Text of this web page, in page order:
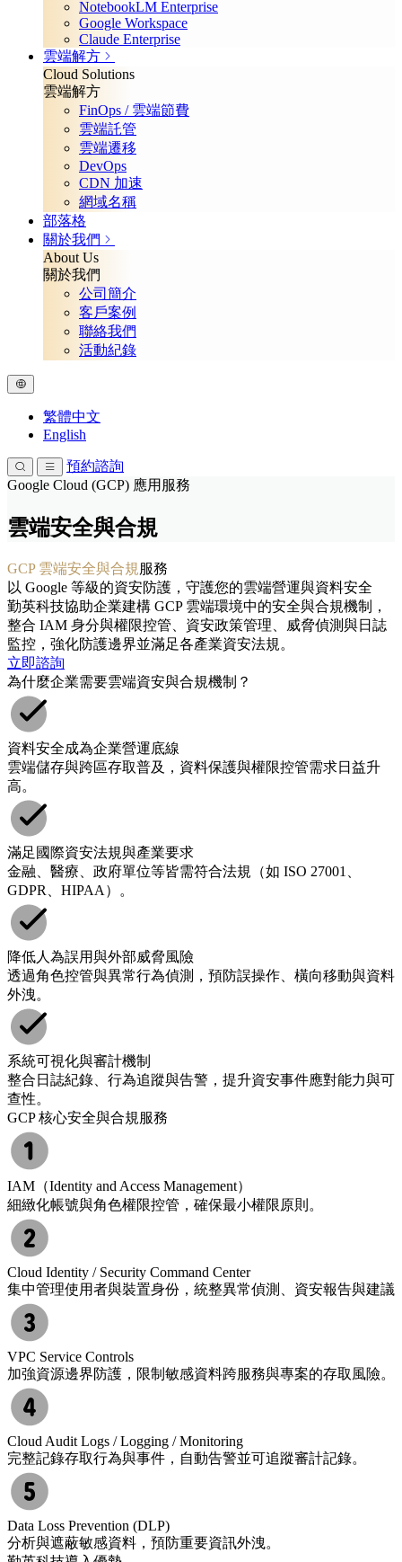
NotebookLM Enterprise
Google Workspace
Claude Enterprise
雲端解方
Cloud Solutions
雲端解方
FinOps / 雲端節費
雲端託管
雲端遷移
DevOps
CDN 加速
網域名稱
部落格
關於我們
About Us
關於我們
公司簡介
客戶案例
聯絡我們
活動紀錄
繁體中文
English
預約諮詢
Google Cloud (GCP) 應用服務
雲端安全與合規
GCP 雲端安全與合規 服務
以 Google 等級的資安防護，守護您的雲端營運與資料安全
勤英科技協助企業建構 GCP 雲端環境中的安全與合規機制，
整合 IAM 身分與權限控管、資安政策管理、威脅偵測與日誌
監控，強化防護邊界並滿足各產業資安法規。
立即諮詢
為什麼企業需要雲端資安與合規機制？
資料安全成為企業營運底線
雲端儲存與跨區存取普及，資料保護與權限控管需求日益升
高。
滿足國際資安法規與產業要求
金融、醫療、政府單位等皆需符合法規（如 ISO 27001、
GDPR、HIPAA）。
降低人為誤用與外部威脅風險
透過角色控管與異常行為偵測，預防誤操作、橫向移動與資料
外洩。
系統可視化與審計機制
整合日誌紀錄、行為追蹤與告警，提升資安事件應對能力與可
查性。
GCP 核心安全與合規服務
IAM（Identity and Access Management）
細緻化帳號與角色權限控管，確保最小權限原則。
Cloud Identity / Security Command Center
集中管理使用者與裝置身份，統整異常偵測、資安報告與建議
VPC Service Controls
加強資源邊界防護，限制敏感資料跨服務與專案的存取風險。
Cloud Audit Logs / Logging / Monitoring
完整記錄存取行為與事件，自動告警並可追蹤審計記錄。
Data Loss Prevention (DLP)
分析與遮蔽敏感資料，預防重要資訊外洩。